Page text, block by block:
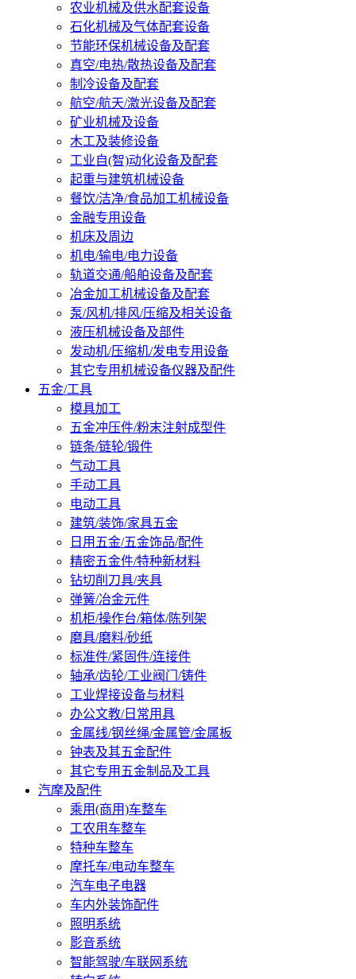
农业机械及供水配套设备
石化机械及气体配套设备
节能环保机械设备及配套
真空/电热/散热设备及配套
制冷设备及配套
航空/航天/激光设备及配套
矿业机械及设备
木工及装修设备
工业自(智)动化设备及配套
起重与建筑机械设备
餐饮/洁净/食品加工机械设备
金融专用设备
机床及周边
机电/输电/电力设备
轨道交通/船舶设备及配套
冶金加工机械设备及配套
泵/风机/排风/压缩及相关设备
液压机械设备及部件
发动机/压缩机/发电专用设备
其它专用机械设备仪器及配件
五金/工具
模具加工
五金冲压件/粉末注射成型件
链条/链轮/锻件
气动工具
手动工具
电动工具
建筑/装饰/家具五金
日用五金/五金饰品/配件
精密五金件/特种新材料
钻切削刀具/夹具
弹簧/冶金元件
机柜/操作台/箱体/陈列架
磨具/磨料/砂纸
标准件/紧固件/连接件
轴承/齿轮/工业阀门/铸件
工业焊接设备与材料
办公文教/日常用具
金属线/钢丝绳/金属管/金属板
钟表及其五金配件
其它专用五金制品及工具
汽摩及配件
乘用(商用)车整车
工农用车整车
特种车整车
摩托车/电动车整车
汽车电子电器
车内外装饰配件
照明系统
影音系统
智能驾驶/车联网系统